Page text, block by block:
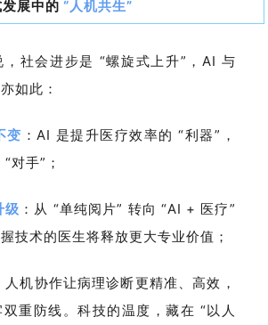
发展中的“人机共生”
，社会进步是 “螺旋式上升”，AI 与
如此：
变 ：AI 是提升医疗效率的 “利器”，
对手”；
级 ：从 “单纯阅片” 转向 “AI + 医疗”
技术的医生将释放更大专业价值；
人机协作让病理诊断更精准、高效，
重防线。科技的温度，藏在 “以人